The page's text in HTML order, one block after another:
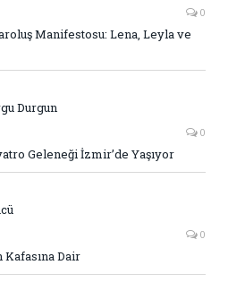
0
Manifestosu: Lena, Leyla ve
Durgun
0
Geleneği İzmir’de Yaşıyor
0
Kafasına Dair